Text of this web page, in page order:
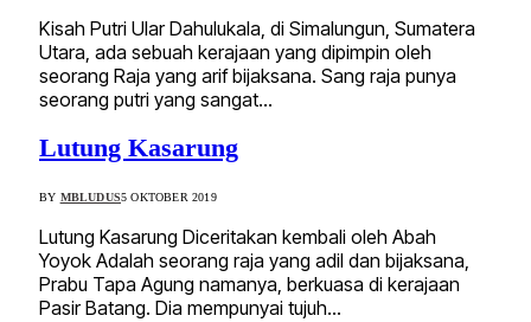
Kisah Putri Ular Dahulukala, di Simalungun, Sumatera
Utara, ada sebuah kerajaan yang dipimpin oleh
seorang Raja yang arif bijaksana. Sang raja punya
seorang putri yang sangat…
Lutung Kasarung
BY MBLUDUS5 OKTOBER 2019
Lutung Kasarung Diceritakan kembali oleh Abah
Yoyok Adalah seorang raja yang adil dan bijaksana,
Prabu Tapa Agung namanya, berkuasa di kerajaan
Pasir Batang. Dia mempunyai tujuh…